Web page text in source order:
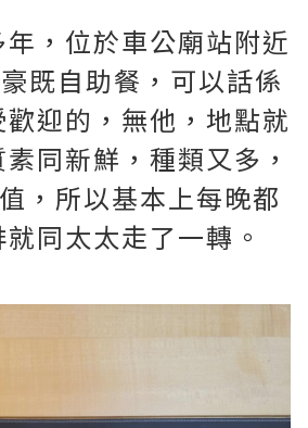
，位於車公廟站附近
既自助餐，可以話係
迎的，無他，地點就
同新鮮，種類又多，
，所以基本上每晚都
同太太走了一轉。